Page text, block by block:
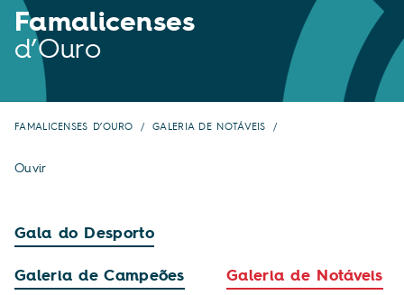
Famalicenses
d’Ouro
FAMALICENSES D’OURO GALERIA DE NOTÁVEIS
Ouvir
Gala do Desporto
Galeria de Campeões
Galeria de Notáveis